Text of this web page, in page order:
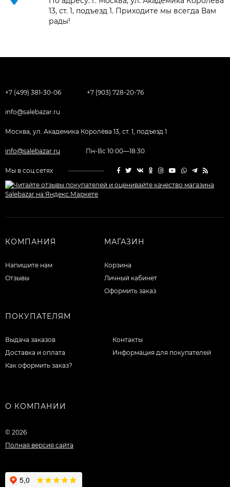
13, ст. 1, подъезд 1. Приходите мы всегда Вам
рады!
+7 (499) 381-30-06 +7 (903) 728-20-76
info@salebazar.ru
Москва, ул. Академика Королёва 13, ст. 1, подъезд 1
info@salebazar.ru Пн-Вс 10:00—18:30
Мы в соц.сетях
КОМПАНИЯ
Напишите нам
Отзывы
МАГАЗИН
Корзина
Личный кабинет
Оформить заказ
ПОКУПАТЕЛЯМ
Выдача заказов
Доставка и оплата
Как оформить заказ?
Контакты
Информация для покупателей
О КОМПАНИИ
© 2026
Полная версия сайта